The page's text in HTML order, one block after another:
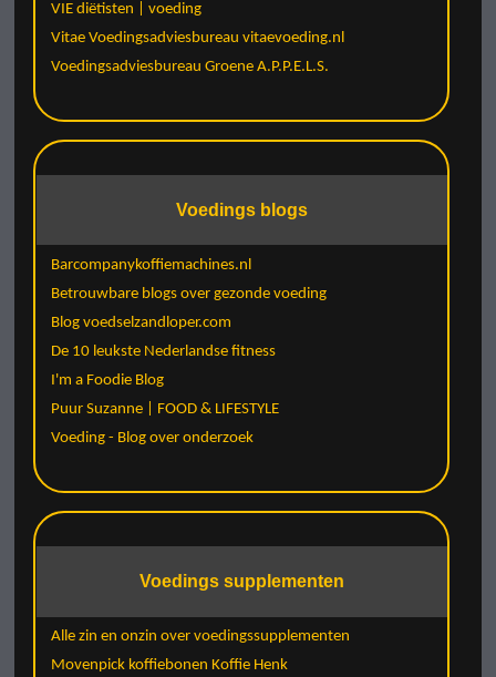
VIE diëtisten | voeding
Vitae Voedingsadviesbureau vitaevoeding.nl
Voedingsadviesbureau Groene A.P.P.E.L.S.
Voedings blogs
Barcompanykoffiemachines.nl
Betrouwbare blogs over gezonde voeding
Blog voedselzandloper.com
De 10 leukste Nederlandse fitness
I'm a Foodie Blog
Puur Suzanne | FOOD & LIFESTYLE
Voeding - Blog over onderzoek
Voedings supplementen
Alle zin en onzin over voedingssupplementen
Movenpick koffiebonen Koffie Henk